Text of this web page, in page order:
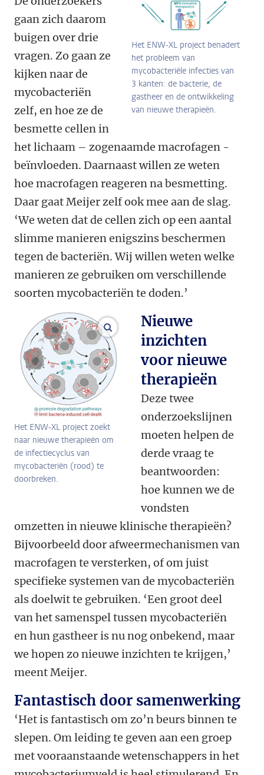
Het ENW-XL project benadert
het probleem van
mycobacteriële infecties van
3 kanten: de bacterie, de
gastheer en de ontwikkeling
van nieuwe therapieën.
gaan zich daarom
buigen over drie
vragen. Zo gaan ze
kijken naar de
mycobacteriën
zelf, en hoe ze de
besmette cellen in
het lichaam – zogenaamde macrofagen -
beïnvloeden. Daarnaast willen ze weten
hoe macrofagen reageren na besmetting.
Daar gaat Meijer zelf ook mee aan de slag.
‘We weten dat de cellen zich op een aantal
slimme manieren enigszins beschermen
tegen de bacteriën. Wij willen weten welke
manieren ze gebruiken om verschillende
soorten mycobacteriën te doden.’
Het ENW-XL project zoekt
naar nieuwe therapieën om
de infectiecyclus van
mycobacteriën (rood) te
doorbreken.
vergroot afbeeldingen
Nieuwe
inzichten
voor nieuwe
therapieën
Deze twee
onderzoekslijnen
moeten helpen de
derde vraag te
beantwoorden:
hoe kunnen we de
vondsten
omzetten in nieuwe klinische therapieën?
Bijvoorbeeld door afweermechanismen van
macrofagen te versterken, of om juist
specifieke systemen van de mycobacteriën
als doelwit te gebruiken. ‘Een groot deel
van het samenspel tussen mycobacteriën
en hun gastheer is nu nog onbekend, maar
we hopen zo nieuwe inzichten te krijgen,’
meent Meijer.
Fantastisch door samenwerking
‘Het is fantastisch om zo’n beurs binnen te
slepen. Om leiding te geven aan een groep
met vooraanstaande wetenschappers in het